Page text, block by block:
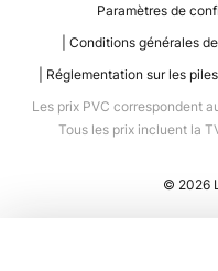
Paramètres de
Conditions générales
Réglementation sur les
Les prix PVC correspondent
Tous les prix incluent la
© 2026